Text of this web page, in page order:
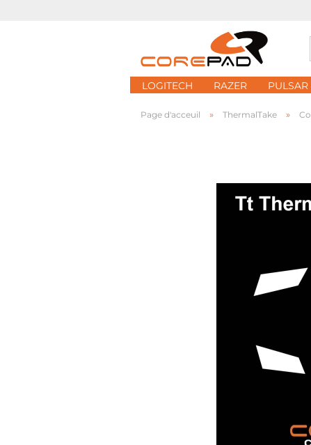
LOGITECH RAZER PULSAR
Page d'acceuil » ThermalTake »